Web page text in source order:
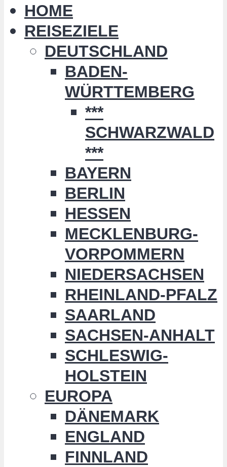
HOME
REISEZIELE
DEUTSCHLAND
BADEN-
WÜRTTEMBERG
***
SCHWARZWALD
***
BAYERN
BERLIN
HESSEN
MECKLENBURG-
VORPOMMERN
NIEDERSACHSEN
RHEINLAND-PFALZ
SAARLAND
SACHSEN-ANHALT
SCHLESWIG-
HOLSTEIN
EUROPA
DÄNEMARK
ENGLAND
FINNLAND